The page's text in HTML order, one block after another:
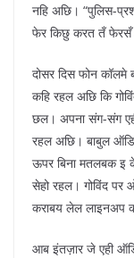
नहि अछि। “पुलिस-
फेर किछु करत तँ फेरसँ
दोसर दिस फोन
कहि रहल अछि कि
छल। अपना संग-संग
रहल अछि। बाबुल
ऊपर बिना मतलबक इ
सेहो रहल। गोविंद
कराबय लेल लाइनअप
आब इंतज़ार जे एही